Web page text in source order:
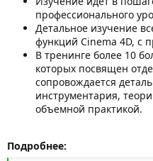
профессионального
Детальное изучение
функций Cinema 4D, с
В тренинге более 10
которых посвящен
сопровождается
инструментария,
объемной практикой.
Подробнее: